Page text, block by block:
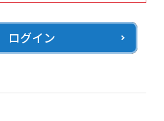
ログイン